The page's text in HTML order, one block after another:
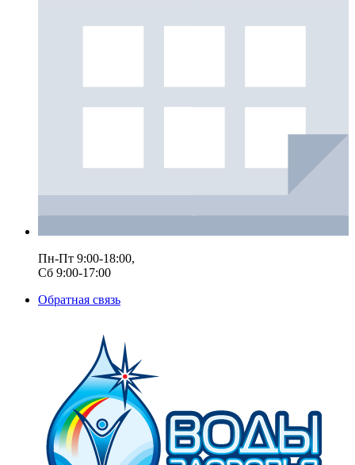
Пн-Пт 9:00-18:00,
Сб 9:00-17:00
Обратная связь